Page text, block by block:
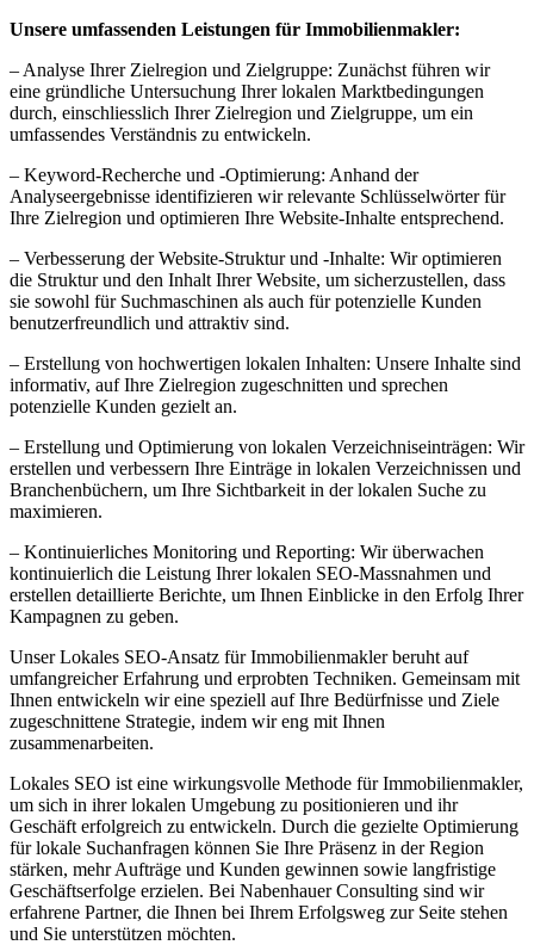
Unsere umfassenden Leistungen für Immobilienmakler:
– Analyse Ihrer Zielregion und Zielgruppe: Zunächst führen wir
eine gründliche Untersuchung Ihrer lokalen Marktbedingungen
durch, einschliesslich Ihrer Zielregion und Zielgruppe, um ein
umfassendes Verständnis zu entwickeln.
– Keyword-Recherche und -Optimierung: Anhand der
Analyseergebnisse identifizieren wir relevante Schlüsselwörter für
Ihre Zielregion und optimieren Ihre Website-Inhalte entsprechend.
– Verbesserung der Website-Struktur und -Inhalte: Wir optimieren
die Struktur und den Inhalt Ihrer Website, um sicherzustellen, dass
sie sowohl für Suchmaschinen als auch für potenzielle Kunden
benutzerfreundlich und attraktiv sind.
– Erstellung von hochwertigen lokalen Inhalten: Unsere Inhalte sind
informativ, auf Ihre Zielregion zugeschnitten und sprechen
potenzielle Kunden gezielt an.
– Erstellung und Optimierung von lokalen Verzeichniseinträgen: Wir
erstellen und verbessern Ihre Einträge in lokalen Verzeichnissen und
Branchenbüchern, um Ihre Sichtbarkeit in der lokalen Suche zu
maximieren.
– Kontinuierliches Monitoring und Reporting: Wir überwachen
kontinuierlich die Leistung Ihrer lokalen SEO-Massnahmen und
erstellen detaillierte Berichte, um Ihnen Einblicke in den Erfolg Ihrer
Kampagnen zu geben.
Unser Lokales SEO-Ansatz für Immobilienmakler beruht auf
umfangreicher Erfahrung und erprobten Techniken. Gemeinsam mit
Ihnen entwickeln wir eine speziell auf Ihre Bedürfnisse und Ziele
zugeschnittene Strategie, indem wir eng mit Ihnen
zusammenarbeiten.
Lokales SEO ist eine wirkungsvolle Methode für Immobilienmakler,
um sich in ihrer lokalen Umgebung zu positionieren und ihr
Geschäft erfolgreich zu entwickeln. Durch die gezielte Optimierung
für lokale Suchanfragen können Sie Ihre Präsenz in der Region
stärken, mehr Aufträge und Kunden gewinnen sowie langfristige
Geschäftserfolge erzielen. Bei Nabenhauer Consulting sind wir
erfahrene Partner, die Ihnen bei Ihrem Erfolgsweg zur Seite stehen
und Sie unterstützen möchten.